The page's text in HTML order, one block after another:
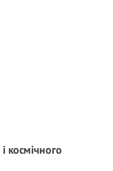
космічного